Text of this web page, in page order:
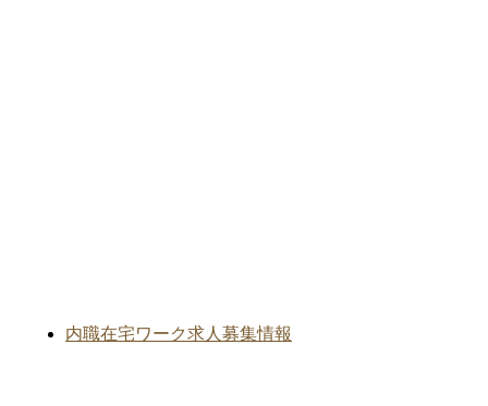
内職在宅ワーク求人募集情報